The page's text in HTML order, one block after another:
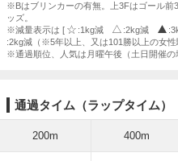
※Bはブリンカーの有無。上3Fはゴール前
ッズ。
※減量表示は [
:1kg減 :2kg減
:2kg減（※5年以上、又は101勝以上の女性
※通過順位、人気は月曜午後（土日開催の
通過タイム（ラップタイム）
200m 400m